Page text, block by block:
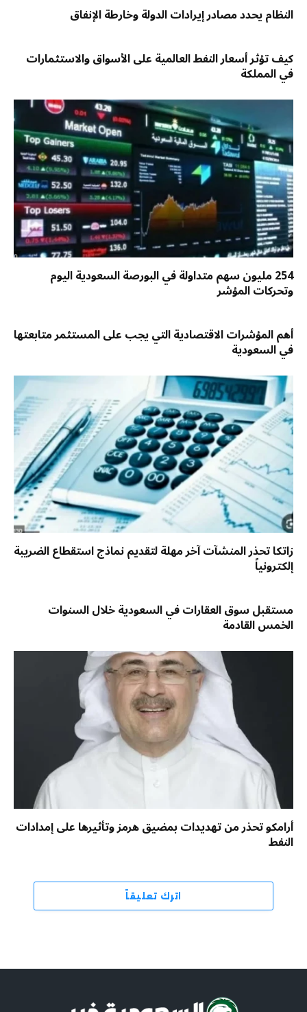
النظام يحدد مصادر إيرادات الدولة وخارطة الإنفاق
كيف تؤثر أسعار النفط العالمية على الأسواق والاستثمارات
في المملكة
254 مليون سهم متداولة في البورصة السعودية اليوم
وتحركات المؤشر
أهم المؤشرات الاقتصادية التي يجب على المستثمر متابعتها
في السعودية
زاتكا تحذر المنشآت آخر مهلة لتقديم نماذج استقطاع الضريبة
إلكترونياً
مستقبل سوق العقارات في السعودية خلال السنوات
الخمس القادمة
أرامكو تحذر من تهديدات بمضيق هرمز وتأثيرها على إمدادات
النفط
اترك تعليقاً